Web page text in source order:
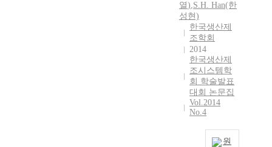
열),S.H. Han(한
성현)
한국생산제
조학회
2014
한국생산제
조시스템학
회 학술발표
대회 논문집
Vol.2014
No.4
원